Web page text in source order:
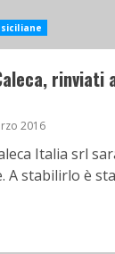
rinviati
2016
Italia srl
A stabilirlo è